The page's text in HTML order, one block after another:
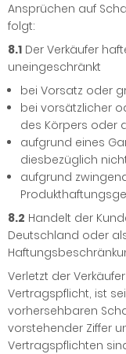
Ansprüchen auf
folgt:
8.1 Der Verkäufer
uneingeschränkt
bei Vorsatz oder
bei vorsätzlicher
des Körpers oder
aufgrund eines
diesbezüglich
aufgrund
8.2 Handelt der
Deutschland oder
Verletzt der
Vertragspflicht, ist
vorhersehbaren
vorstehender Ziffer
Vertragspflichten